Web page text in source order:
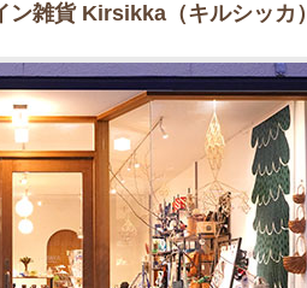
雑貨 Kirsikka（キルシッカ）